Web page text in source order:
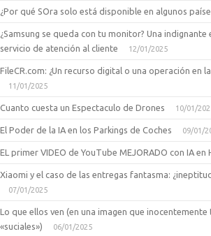
¿Por qué SOra solo está disponible en algunos
¿Samsung se queda con tu monitor? Una indignante
servicio de atención al cliente
12/01/2025
FileCR.com: ¿Un recurso digital o una operación en
11/01/2025
Cuanto cuesta un Espectaculo de Drones 10/01/
El Poder de la IA en los Parkings de Coches 09/01/
EL primer VIDEO de YouTube MEJORADO con IA en
Xiaomi y el caso de las entregas fantasma:
07/01/2025
Lo que ellos ven (en una imagen que inocentemente
«suciales»)
06/01/2025